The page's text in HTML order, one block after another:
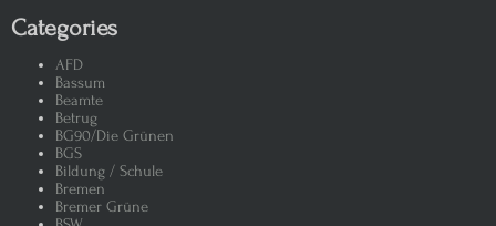
Categories
AFD
Bassum
Beamte
Betrug
BG90/Die Grünen
BGS
Bildung / Schule
Bremen
Bremer Grüne